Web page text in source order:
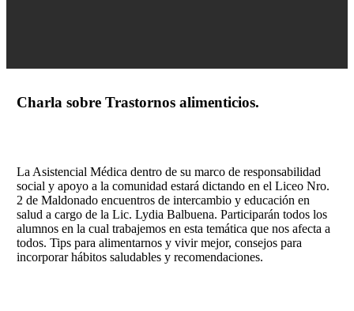
Charla sobre Trastornos alimenticios.
La Asistencial Médica dentro de su marco de responsabilidad
social y apoyo a la comunidad estará dictando en el Liceo Nro.
2 de Maldonado encuentros de intercambio y educación en
salud a cargo de la Lic. Lydia Balbuena. Participarán todos los
alumnos en la cual trabajemos en esta temática que nos afecta a
todos. Tips para alimentarnos y vivir mejor, consejos para
incorporar hábitos saludables y recomendaciones.